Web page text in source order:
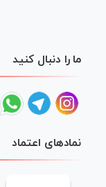
ما را دنبال کنید
نمادهای اعتماد